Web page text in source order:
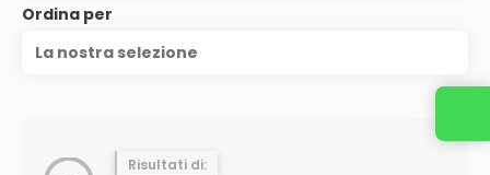
Ordina per
La nostra selezione
Risultati di: